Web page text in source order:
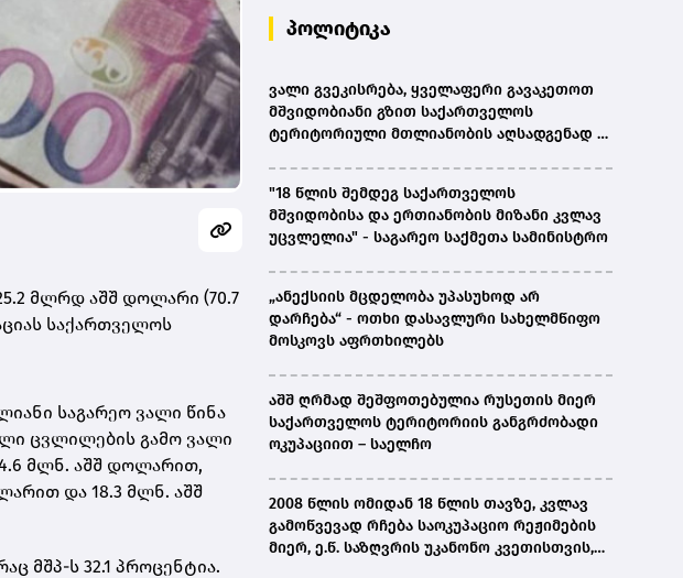
მლრდ აშშ დოლარი (70.7
საქართველოს
საგარეო ვალი წინა
ცვლილების გამო ვალი
მლნ. აშშ დოლარით,
და 18.3 მლნ. აშშ
მშპ-ს 32.1 პროცენტია.
პოლიტიკა
ვალი გვეკისრება, ყველაფერი გავაკეთოთ
მშვიდობიანი გზით საქართველოს
ტერიტორიული მთლიანობის აღსადგენად -
"18 წლის შემდეგ საქართველოს
მშვიდობისა და ერთიანობის მიზანი კვლავ
უცვლელია" - საგარეო საქმეთა სამინისტრო
„ანექსიის მცდელობა უპასუხოდ არ
დარჩება“ - ოთხი დასავლური სახელმწიფო
მოსკოვს აფრთხილებს
აშშ ღრმად შეშფოთებულია რუსეთის მიერ
საქართველოს ტერიტორიის განგრძობადი
ოკუპაციით – საელჩო
2008 წლის ომიდან 18 წლის თავზე, კვლავ
გამოწვევად რჩება საოკუპაციო რეჟიმების
მიერ, ე.წ. საზღვრის უკანონო კვეთისთვის,